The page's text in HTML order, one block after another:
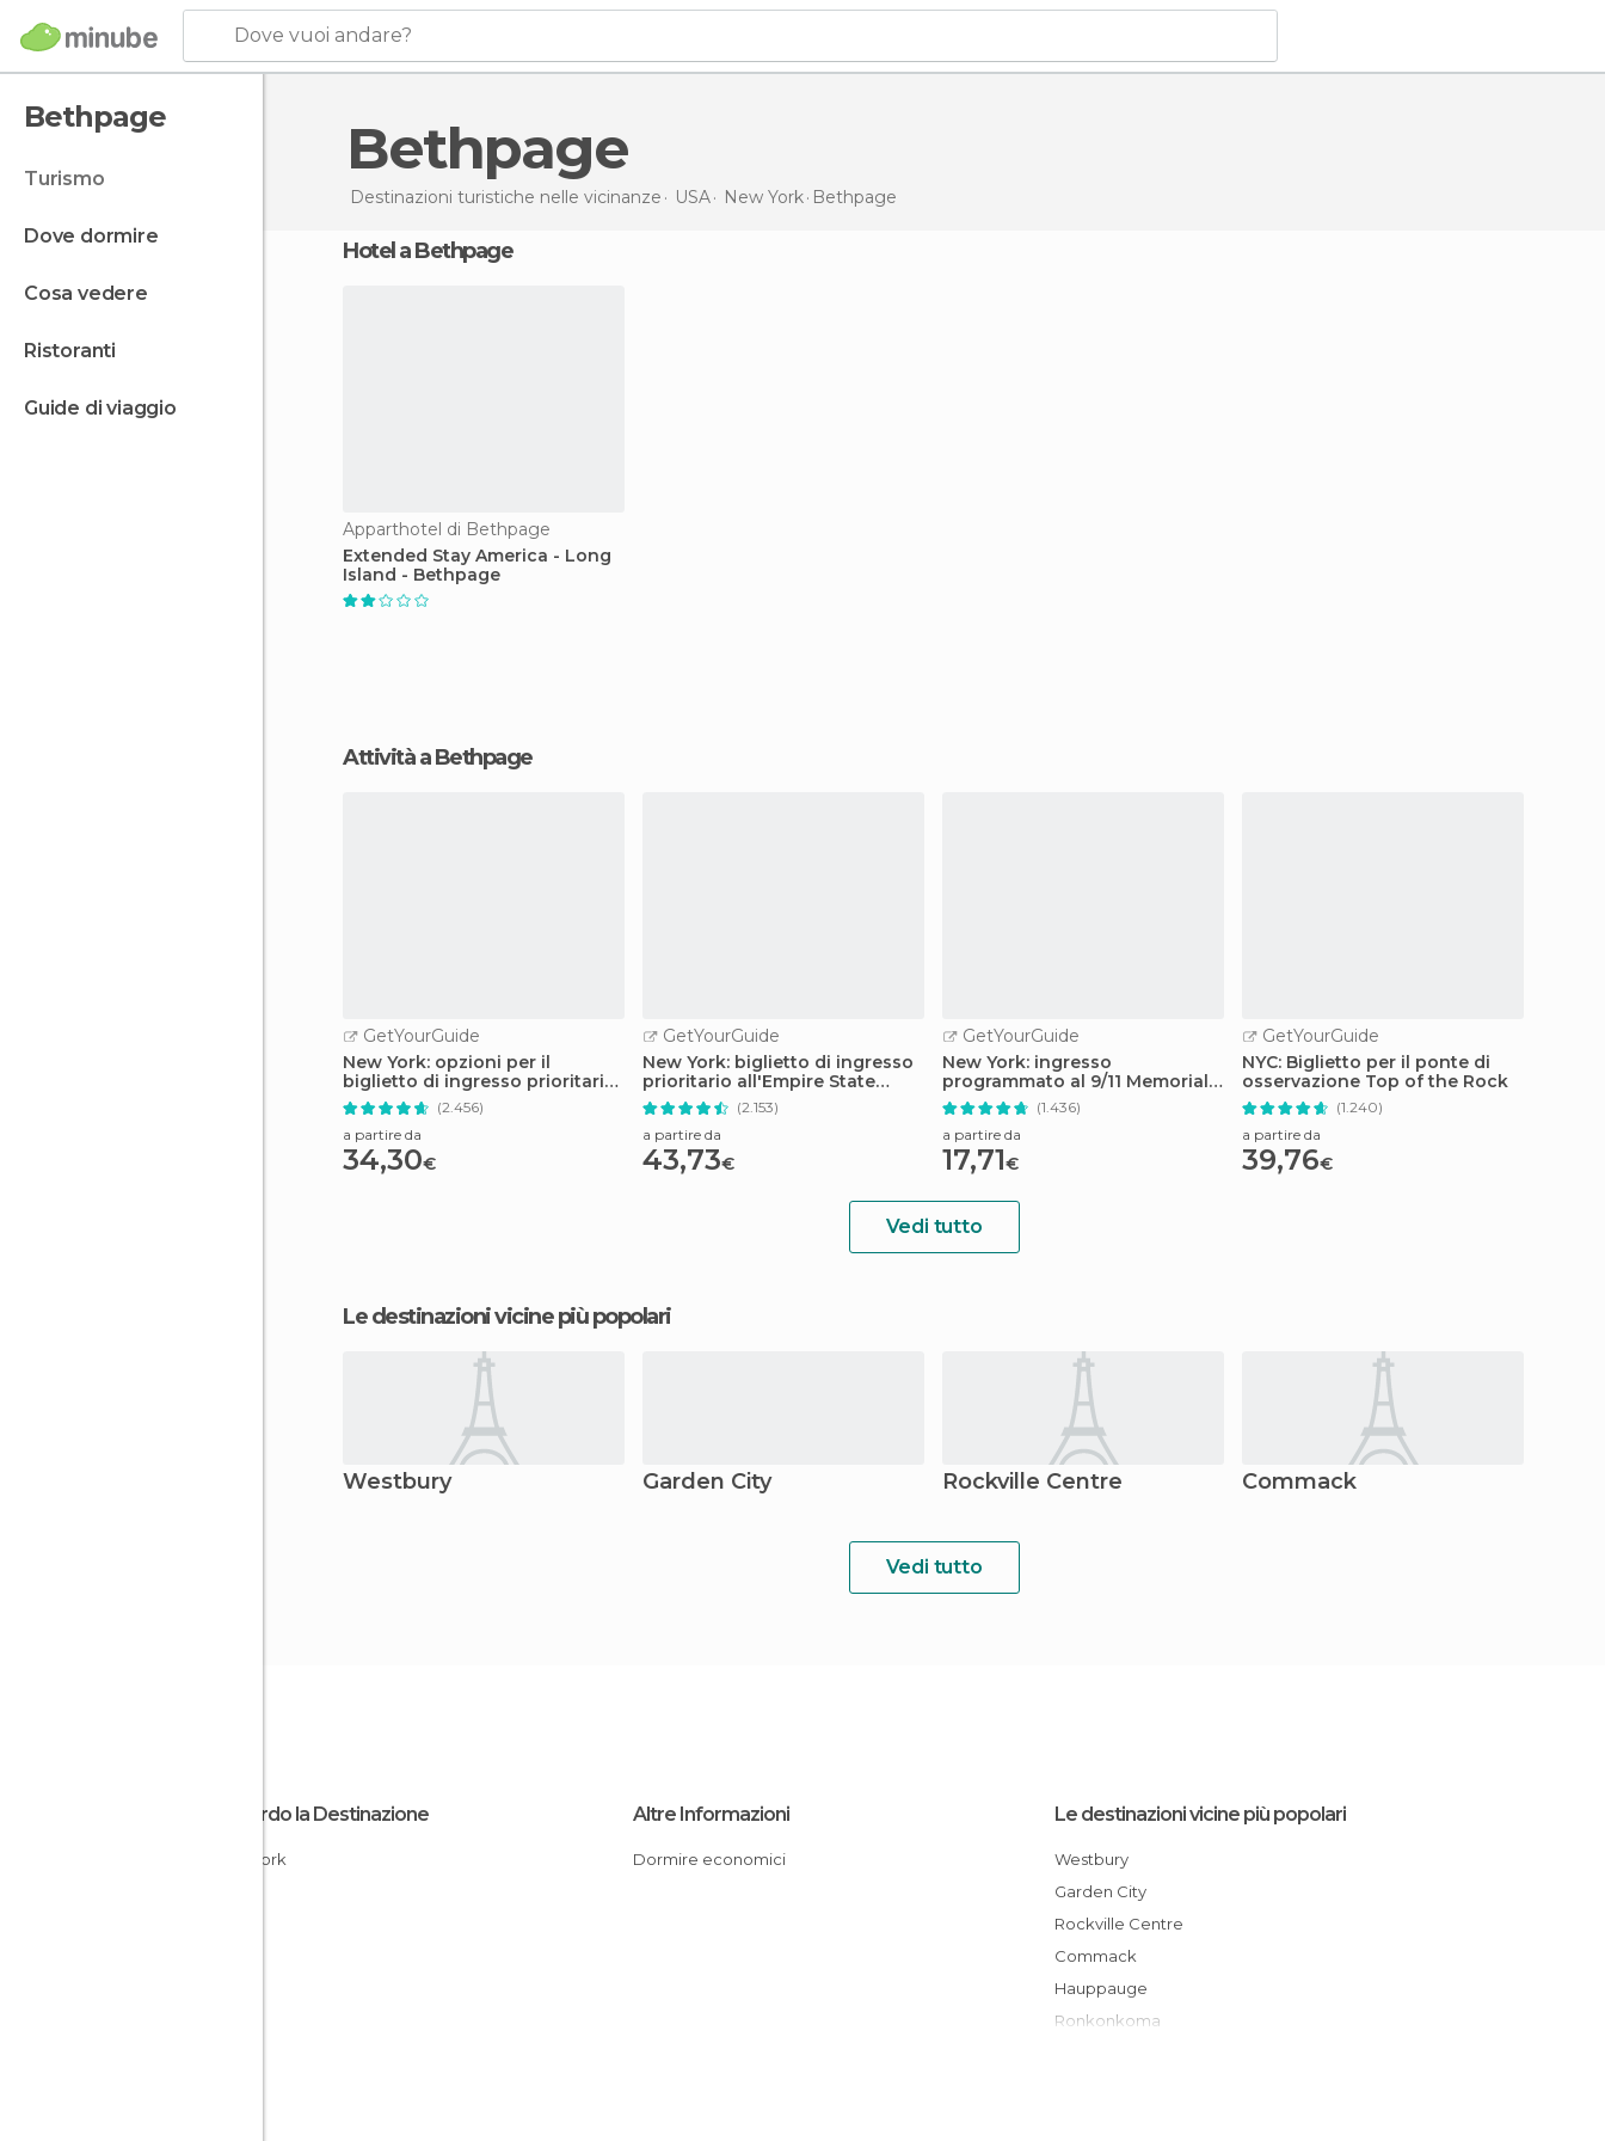
Dove vuoi andare?
Bethpage
turismo
dove dormire
cosa vedere
ristoranti
guide di viaggio
Bethpage
Destinazioni turistiche nelle vicinanze USA New York Bethpage
Hotel a Bethpage
Apparthotel di Bethpage
Extended Stay America - Long
Island - Bethpage
Attività a Bethpage
GetYourGuide
New York: opzioni per il
biglietto di ingresso prioritario
al One World Observatory
(2.456)
a partire da
34,30€
GetYourGuide
New York: biglietto di ingresso
prioritario all'Empire State
Building
(2.153)
a partire da
43,73€
GetYourGuide
New York: ingresso
programmato al 9/11 Memorial
& Museum (1.436)
a partire da
17,71€
GetYourGuide
NYC: Biglietto per il ponte di
osservazione Top of the Rock
(1.240)
a partire da
39,76€
Vedi tutto
Le destinazioni vicine più popolari
Westbury Garden City Rockville Centre Commack
Vedi tutto
Riguardo la Destinazione
New York
Altre Informazioni
Dormire economici
Le destinazioni vicine più popolari
Westbury
Garden City
Rockville Centre
Commack
Hauppauge
Ronkonkoma